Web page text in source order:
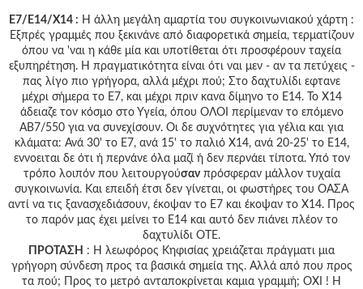
Ε7/Ε14/Χ14 : Η άλλη μεγάλη αμαρτία του συγκοινωνιακού χάρτη :
Εξπρές γραμμές που ξεκινάνε από διαφορετικά σημεία, τερματίζουν
όπου να 'ναι η κάθε μία και υποτίθεται ότι προσφέρουν ταχεία
εξυπηρέτηση. Η πραγματικότητα είναι ότι ναι μεν - αν τα πετύχεις -
πας λίγο πιο γρήγορα, αλλά μέχρι πού; Στο δαχτυλίδι εφτανε
μέχρι σήμερα το Ε7, και μέχρι πριν κανα δίμηνο το Ε14. Το Χ14
άδειαζε τον κόσμο στο Υγεία, όπου ΟΛΟΙ περίμεναν το επόμενο
ΑΒ7/550 για να συνεχίσουν. Οι δε συχνότητες για γέλια και για
κλάματα: Ανά 30' το Ε7, ανά 15' το παλιό Χ14, ανά 20-25' το Ε14,
εννοειται δε ότι ή περνάνε όλα μαζί ή δεν περνάει τίποτα. Υπό τον
τρόπο λοιπόν που λειτουργούσανπρόσφεραν μάλλον τυχαία
συγκοινωνία. Και επειδή έτσι δεν γίνεται, οι φωστήρες του ΟΑΣΑ
αντί να τις ξανασχεδιάσουν, έκοψαν το Ε7 και έκοψαν το Χ14. Προς
το παρόν μας έχει μείνει το Ε14 και αυτό δεν πιάνει πλέον το
δαχτυλίδι ΟΤΕ.
ΠΡΟΤΑΣΗ : Η λεωφόρος Κηφισίας χρειάζεται πράγματι μια
γρήγορη σύνδεση προς τα βασικά σημεία της. Αλλά από που προς
τα πού; Προς το μετρό ανταποκρίνεται καμια γραμμή; ΟΧΙ ! Η